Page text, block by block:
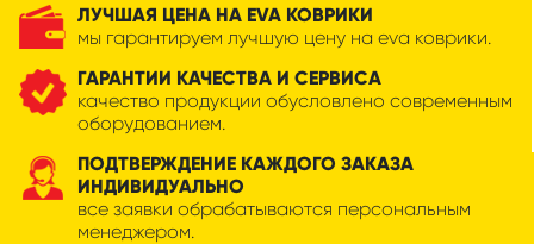
ЛУЧШАЯ ЦЕНА НА EVA КОВРИКИ
мы гарантируем лучшую цену на eva коврики.
ГАРАНТИИ КАЧЕСТВА И СЕРВИСА
качество продукции обусловлено современным
оборудованием.
ПОДТВЕРЖДЕНИЕ КАЖДОГО ЗАКАЗА
ИНДИВИДУАЛЬНО
все заявки обрабатываются персональным
менеджером.